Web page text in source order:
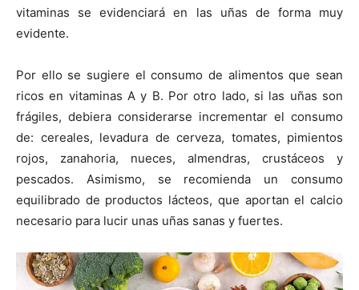
vitaminas se evidenciará en las uñas de forma muy
evidente.
Por ello se sugiere el consumo de alimentos que sean
ricos en vitaminas A y B. Por otro lado, si las uñas son
frágiles, debiera considerarse incrementar el consumo
de: cereales, levadura de cerveza, tomates, pimientos
rojos, zanahoria, nueces, almendras, crustáceos y
pescados. Asimismo, se recomienda un consumo
equilibrado de productos lácteos, que aportan el calcio
necesario para lucir unas uñas sanas y fuertes.